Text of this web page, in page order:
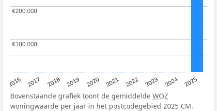
2016 2017 2018 2019 2020 2021 2022 2023 2024 2025
€100.000
€100.000
€200.000
€200.000
Bovenstaande grafiek toont de gemiddelde WOZ
woningwaarde per jaar in het postcodegebied 2025 CM.